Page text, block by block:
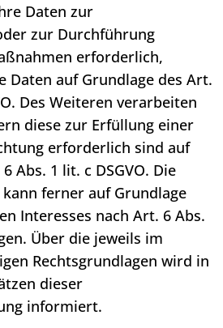
Daten zur
zur Durchführung
erforderlich,
Daten auf Grundlage des Art.
Des Weiteren verarbeiten
diese zur Erfüllung einer
erforderlich sind auf
Abs. 1 lit. c DSGVO. Die
ferner auf Grundlage
Interesses nach Art. 6 Abs.
Über die jeweils im
Rechtsgrundlagen wird in
dieser
informiert.